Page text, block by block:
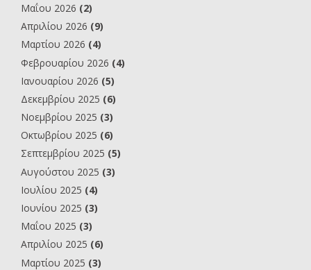
Μαΐου 2026 (2)
Απριλίου 2026 (9)
Μαρτίου 2026 (4)
Φεβρουαρίου 2026 (4)
Ιανουαρίου 2026 (5)
Δεκεμβρίου 2025 (6)
Νοεμβρίου 2025 (3)
Οκτωβρίου 2025 (6)
Σεπτεμβρίου 2025 (5)
Αυγούστου 2025 (3)
Ιουλίου 2025 (4)
Ιουνίου 2025 (3)
Μαΐου 2025 (3)
Απριλίου 2025 (6)
Μαρτίου 2025 (3)